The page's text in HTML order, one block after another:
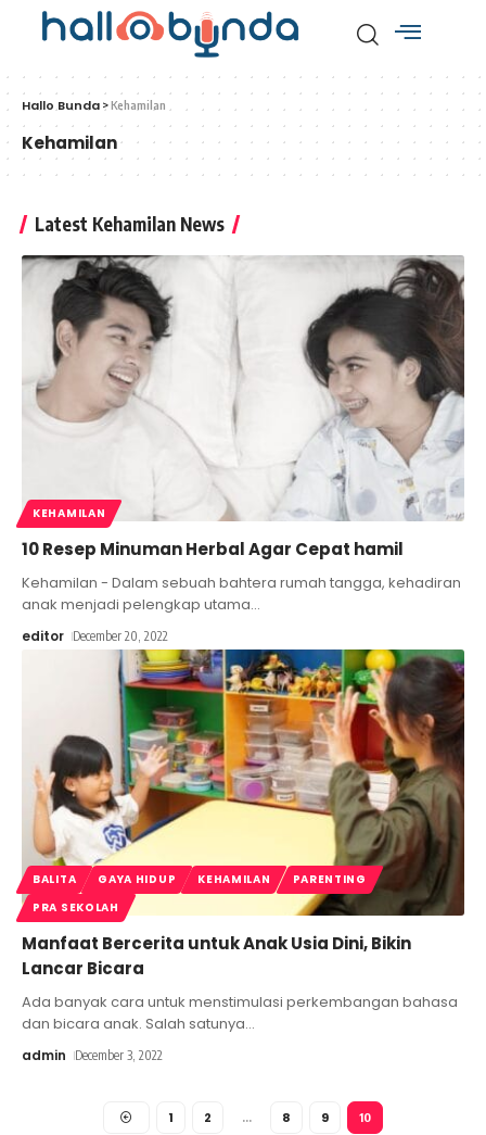
Hallo Bunda >Kehamilan
Kehamilan
Latest Kehamilan News
KEHAMILAN
10 Resep Minuman Herbal Agar Cepat hamil
Kehamilan - Dalam sebuah bahtera rumah tangga, kehadiran
anak menjadi pelengkap utama…
editor December 20, 2022
BALITA GAYA HIDUP KEHAMILAN
PARENTING
PRA SEKOLAH
Manfaat Bercerita untuk Anak Usia Dini, Bikin
Lancar Bicara
Ada banyak cara untuk menstimulasi perkembangan bahasa
dan bicara anak. Salah satunya…
admin December 3, 2022
1 2 8 9 10